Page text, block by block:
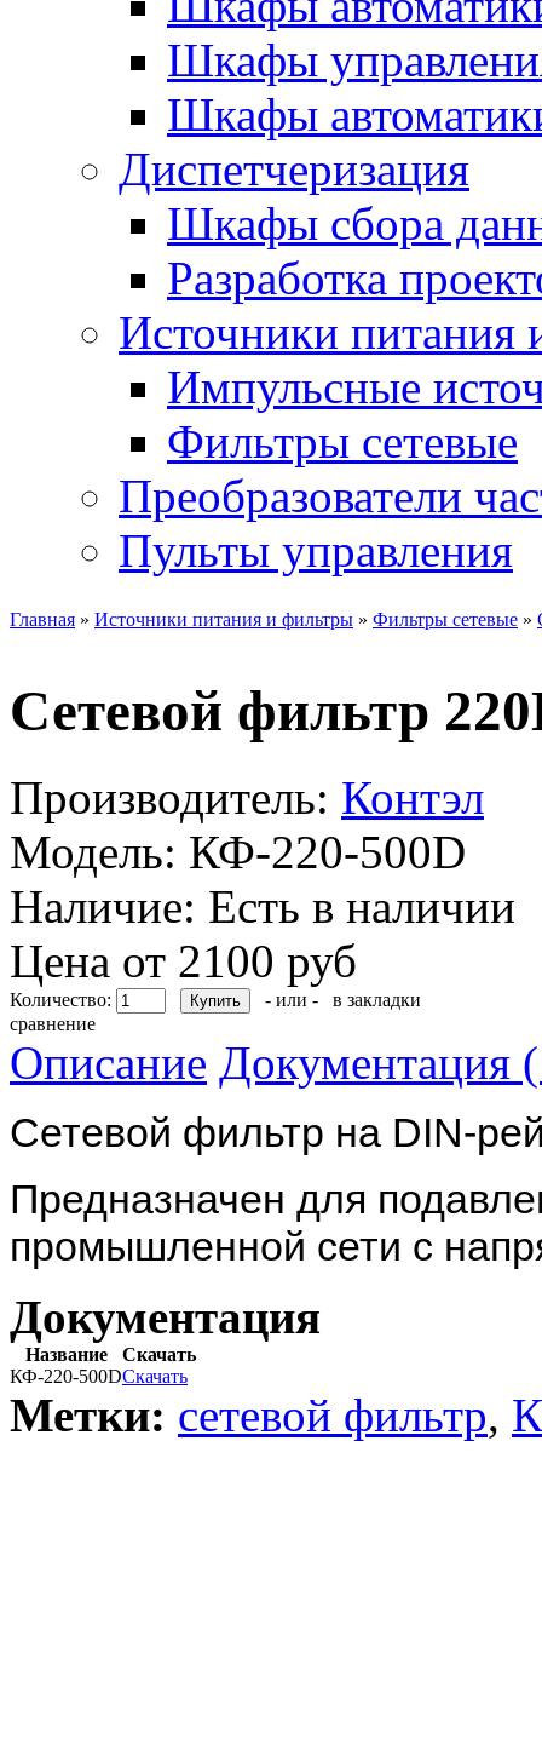
Шкафы
Шкафы
Диспетчеризация
Шкафы сбора
Разработка
Источники питания
Импульсные
Фильтры сетевые
Преобразователи
Пульты управления
Главная » Источники питания и фильтры » Фильтры сетевые »
Сетевой фильтр
Производитель: Контэл
Модель: КФ-220-500D
Наличие: Есть в наличии
Цена от 2100 руб
Количество: - или -
в закладки
сравнение
Описание Документация
Сетевой фильтр на DIN-
Предназначен для
промышленной сети с
Документация
Название
Скачать
КФ-220-500DСкачать
Метки: сетевой фильтр,